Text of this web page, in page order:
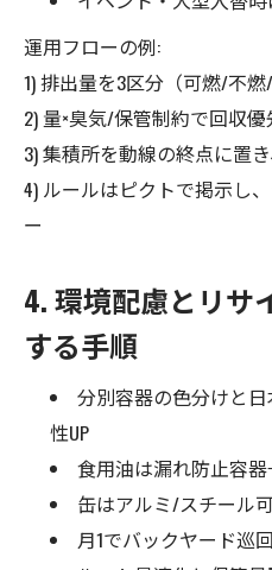
運用フローの例:
1) 排出量を3区分（可燃/不
2) 量×臭気/保管制約で回収
3) 集積所を動線の終点に置
4) ルールはピクトで掲示し
ー
4. 環境配慮とリサ
する手順
分別容器の色分けと
性UP
食用油は漏れ防止容
缶はアルミ/スチール
月1でバックヤード巡